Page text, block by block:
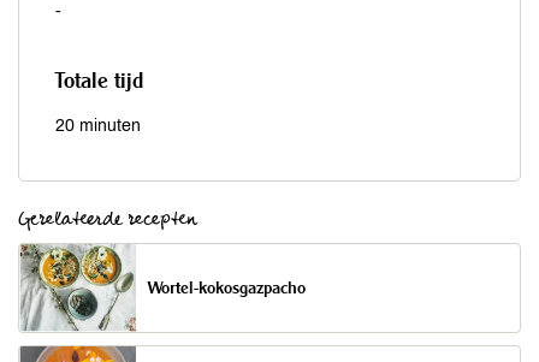
-
Totale tijd
20 minuten
Gerelateerde recepten
Wortel-kokosgazpacho